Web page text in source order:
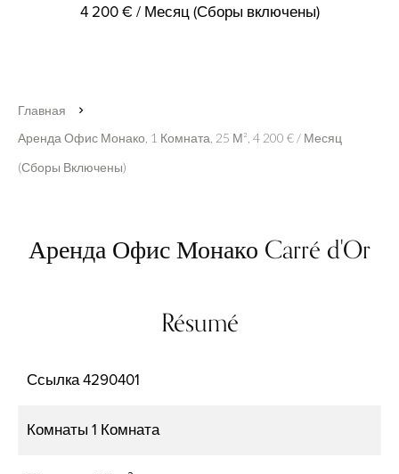
4 200 € / Месяц (Сборы включены)
Главная
Аренда Офис Монако, 1 Комната, 25 М², 4 200 € / Месяц
(Сборы Включены)
Аренда Офис Монако Carré d'Or
Résumé
Ссылка4290401
Комнаты 1 Комната